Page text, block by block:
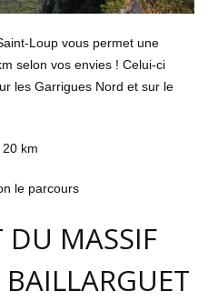
Loup vous permet une
selon vos envies ! Celui-ci
les Garrigues Nord et sur le
km
le parcours
DU MASSIF
BAILLARGUET